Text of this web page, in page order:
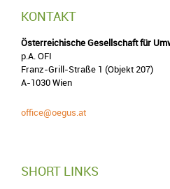
KONTAKT
Österreichische Gesellschaft für
p.A. OFI
Franz-Grill-Straße 1 (Objekt 207)
A-1030 Wien
office@oegus.at
SHORT LINKS